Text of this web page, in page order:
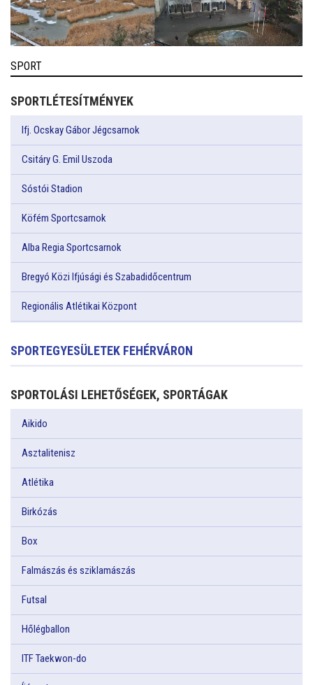
SPORT
SPORTLÉTESÍTMÉNYEK
Ifj. Ocskay Gábor Jégcsarnok
Csitáry G. Emil Uszoda
Sóstói Stadion
Köfém Sportcsarnok
Alba Regia Sportcsarnok
Bregyó Közi Ifjúsági és Szabadidőcentrum
Regionális Atlétikai Központ
SPORTEGYESÜLETEK FEHÉRVÁRON
SPORTOLÁSI LEHETŐSÉGEK, SPORTÁGAK
Aikido
Asztalitenisz
Atlétika
Birkózás
Box
Falmászás és sziklamászás
Futsal
Hőlégballon
ITF Taekwon-do